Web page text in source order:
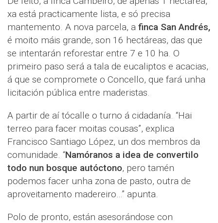
xa está practicamente lista, e só precisa
mantemento. A nova parcela, a finca San Andrés,
é moito máis grande, son 16 hectáreas, das que
se intentarán reforestar entre 7 e 10 ha. O
primeiro paso será a tala de eucaliptos e acacias,
á que se compromete o Concello, que fará unha
licitación pública entre maderistas.
A partir de aí tócalle o turno á cidadanía. “Hai
terreo para facer moitas cousas”, explica
Francisco Santiago López, un dos membros da
comunidade. “Namóranos a idea de convertilo
todo nun bosque autóctono, pero tamén
podemos facer unha zona de pasto, outra de
aproveitamento madereiro…” apunta.
Polo de pronto, están asesorándose con